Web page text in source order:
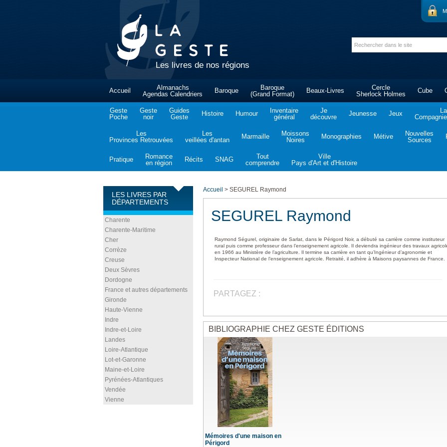
Les livres de nos régions
Accueil
Almanachs
Agendas Calendriers
Baroque
Baroque
(Grand Format)
Beaux-Livres
Cercle
Sherlock Holmes
Cube
Geste
Poche
Geste
noir
Guides
Geste
Histoire Humour
Inventaire
général
Je
découvre
Jeunesse Jeux
La
Les
Provinces Retrouvées
Les
veillées d'antan
Marmaille
Moissons
Noires
Monographies Métive
Nouvelles
Sources
Pratique
Romance
en région
Récits SNAG
Tout
comprendre
Ville
Pays d'Art et d'Histoire
LES LIVRES PAR
DÉPARTEMENTS
Charente
Charente-Maritime
Cher
Corrèze
Creuse
Deux Sèvres
Dordogne
France et autres départements
Gironde
Haute-Vienne
Indre
Indre-et-Loire
Landes
Loire-Atlantique
Lot-et-Garonne
Maine-et-Loire
Pyrénées-Atlantiques
Vendée
Vienne
Accueil > SEGUREL Raymond
SEGUREL Raymond
Raymond Ségurel, originaire de Sarlat, dans le Périgord Noir, a débuté sa carrière comme instituteur
rural puis comme professeur dans l’enseignement agricole. Il deviendra ingénieur des travaux
en 1966 au Ministère de l’agriculture. Il termine sa carrière en tant qu’Ingénieur d’agronomie et
Inspecteur National de l’enseignement agricole. Retraité, il adhère à Maisons paysannes de France.
PARTAGEZ :
BIBLIOGRAPHIE CHEZ GESTE ÉDITIONS
Mémoires d'une maison en
Périgord